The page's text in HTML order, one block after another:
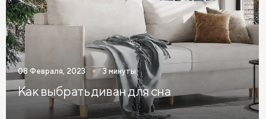
Кровати 180 х 200 с ящиками
Кровати 200 х 200 с ящиками Кровати мятного цвета
Кровати тёмного цвета Кровати горчичного цвета
Кровати бирюзового цвета
Кровати в современном стиле Кровати в стиле лофт
08 Февраля, 2023 3 минуты
Как выбрать диван для сна